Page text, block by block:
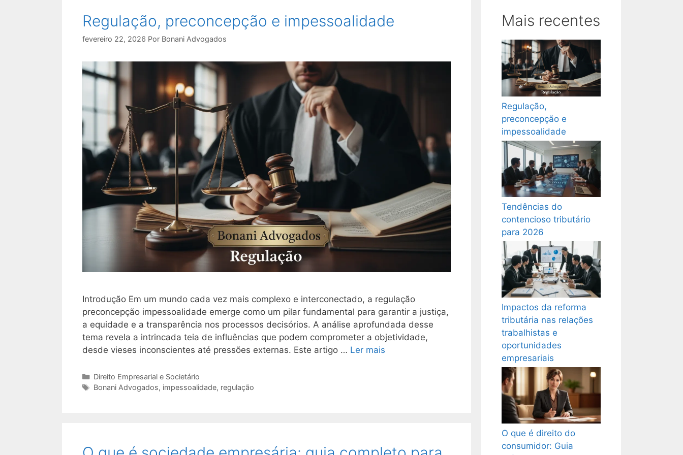
Regulação, preconcepção e impessoalidade
fevereiro 22, 2026 Por Bonani Advogados
Introdução Em um mundo cada vez mais complexo e interconectado, a regulação
preconcepção impessoalidade emerge como um pilar fundamental para garantir a justiça,
a equidade e a transparência nos processos decisórios. A análise aprofundada desse
tema revela a intrincada teia de influências que podem comprometer a objetividade,
desde vieses inconscientes até pressões externas. Este artigo … Ler mais
Categorias
Direito Empresarial e Societário
Tags
Bonani Advogados, impessoalidade, regulação
Mais recentes
Regulação,
preconcepção e
impessoalidade
Tendências do
contencioso tributário
para 2026
Impactos da reforma
tributária nas relações
trabalhistas e
oportunidades
empresariais
O que é direito do
consumidor: Guia